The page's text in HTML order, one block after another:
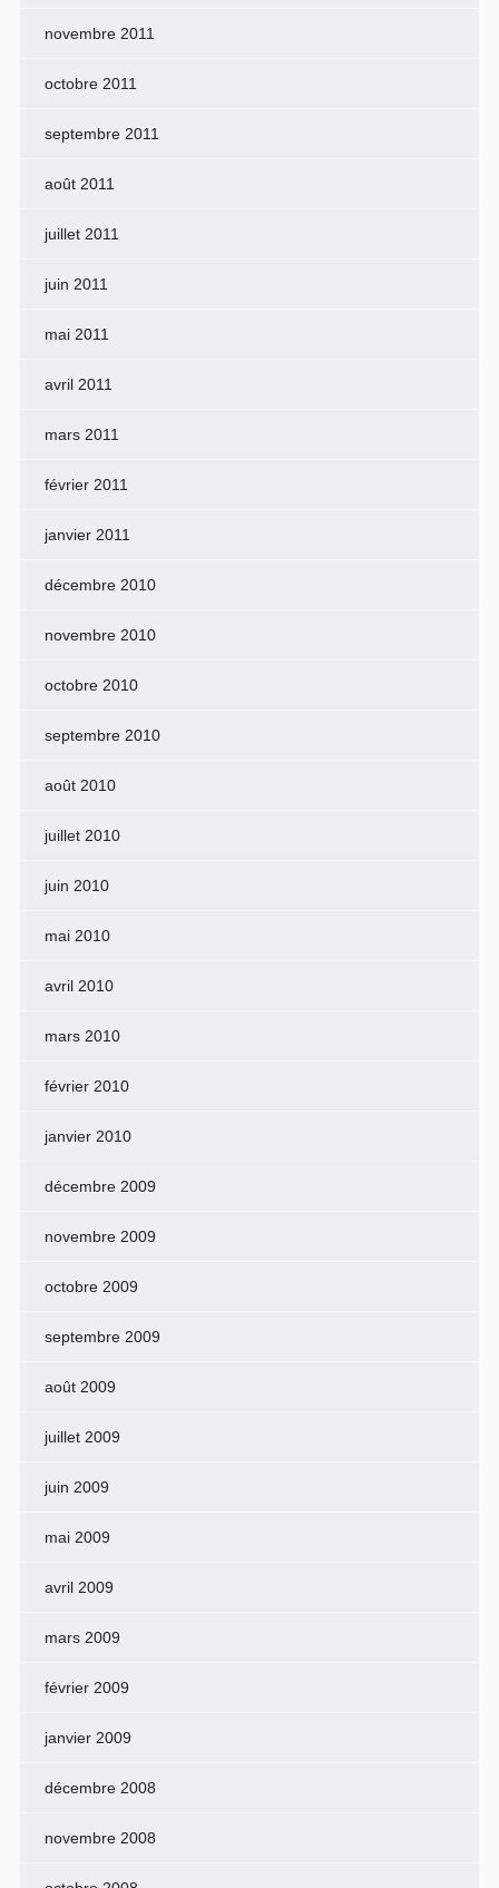
novembre 2011
octobre 2011
septembre 2011
août 2011
juillet 2011
juin 2011
mai 2011
avril 2011
mars 2011
février 2011
janvier 2011
décembre 2010
novembre 2010
octobre 2010
septembre 2010
août 2010
juillet 2010
juin 2010
mai 2010
avril 2010
mars 2010
février 2010
janvier 2010
décembre 2009
novembre 2009
octobre 2009
septembre 2009
août 2009
juillet 2009
juin 2009
mai 2009
avril 2009
mars 2009
février 2009
janvier 2009
décembre 2008
novembre 2008